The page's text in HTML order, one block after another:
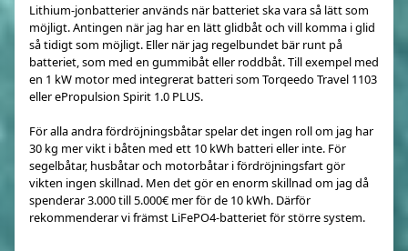
Lithium-jonbatterier används när batteriet ska vara så lätt som
möjligt. Antingen när jag har en lätt glidbåt och vill komma i glid
så tidigt som möjligt. Eller när jag regelbundet bär runt på
batteriet, som med en gummibåt eller roddbåt. Till exempel med
en 1 kW motor med integrerat batteri som Torqeedo Travel 1103
eller ePropulsion Spirit 1.0 PLUS.
För alla andra fördröjningsbåtar spelar det ingen roll om jag har
30 kg mer vikt i båten med ett 10 kWh batteri eller inte. För
segelbåtar, husbåtar och motorbåtar i fördröjningsfart gör
vikten ingen skillnad. Men det gör en enorm skillnad om jag då
spenderar 3.000 till 5.000€ mer för de 10 kWh. Därför
rekommenderar vi främst LiFePO4-batteriet för större system.